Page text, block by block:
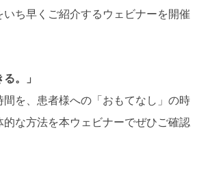
ち早くご紹介するウェビナーを開催
。」
を、患者様への「おもてなし」の時
な方法を本ウェビナーでぜひご確認